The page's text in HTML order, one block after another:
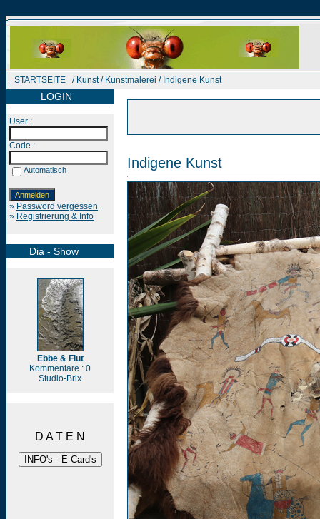
STARTSEITE / Kunst/ Kunstmalerei / Indigene Kunst
LOGIN
User :
Code :
Automatisch
» Password vergessen
» Registrierung & Info
Dia - Show
Ebbe & Flut
Kommentare : 0
Studio-Brix
D A T E N
Indigene Kunst